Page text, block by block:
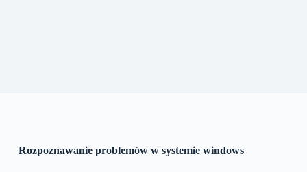
Rozpoznawanie problemów w systemie windows